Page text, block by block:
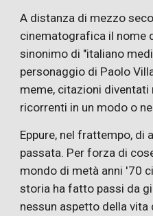
A distanza di mezzo
cinematografica il nome
sinonimo di "italiano
personaggio di Paolo
meme, citazioni diventati
ricorrenti in un modo o
Eppure, nel frattempo, di
passata. Per forza di
mondo di metà anni '70
storia ha fatto passi da
nessun aspetto della